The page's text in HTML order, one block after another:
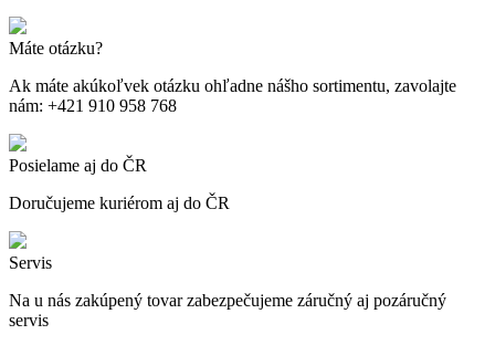
Máte otázku?
Ak máte akúkoľvek otázku ohľadne nášho sortimentu, zavolajte
nám: +421 910 958 768
Posielame aj do ČR
Doručujeme kuriérom aj do ČR
Servis
Na u nás zakúpený tovar zabezpečujeme záručný aj pozáručný
servis